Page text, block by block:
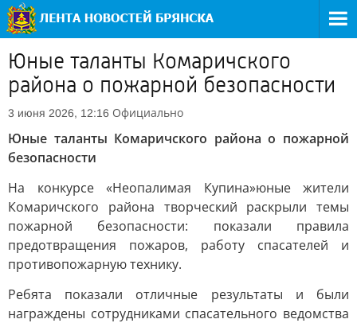
Юные таланты Комаричского
района о пожарной безопасности
3 июня 2026, 12:16 Официально
Юные таланты Комаричского района о пожарной
безопасности
На конкурсе «Неопалимая Купина»юные жители
Комаричского района творческий раскрыли темы
пожарной безопасности: показали правила
предотвращения пожаров, работу спасателей и
противопожарную технику.
Ребята показали отличные результаты и были
награждены сотрудниками спасательного ведомства